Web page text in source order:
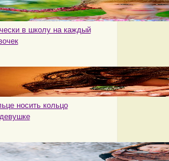
в школу на каждый
носить кольцо